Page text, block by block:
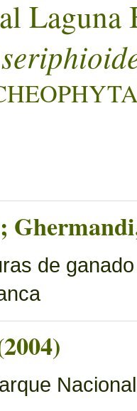
Laguna
de